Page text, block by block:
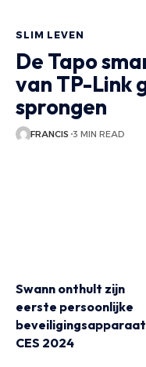
SLIM LEVEN
De Tapo
van TP-Link
sprongen
FRANCIS 3 MIN READ
Swann onthult zijn
eerste persoonlijke
CES 2024